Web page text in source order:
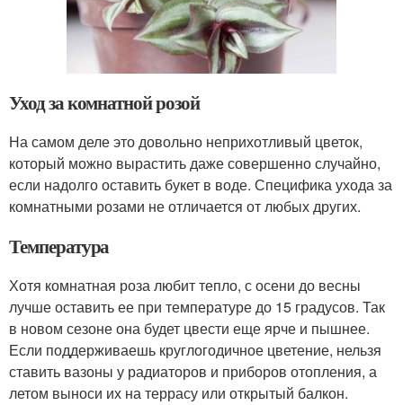
Уход за комнатной розой
На самом деле это довольно неприхотливый цветок,
который можно вырастить даже совершенно случайно,
если надолго оставить букет в воде. Специфика ухода за
комнатными розами не отличается от любых других.
Температура
Хотя комнатная роза любит тепло, с осени до весны
лучше оставить ее при температуре до 15 градусов. Так
в новом сезоне она будет цвести еще ярче и пышнее.
Если поддерживаешь круглогодичное цветение, нельзя
ставить вазоны у радиаторов и приборов отопления, а
летом выноси их на террасу или открытый балкон.